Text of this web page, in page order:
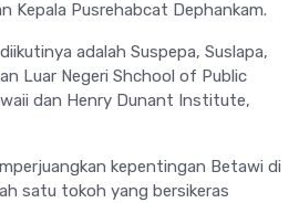
Kepala Pusrehabcat Dephankam.
adalah Suspepa, Suslapa,
Luar Negeri Shchool of Public
dan Henry Dunant Institute,
kepentingan Betawi di
satu tokoh yang bersikeras